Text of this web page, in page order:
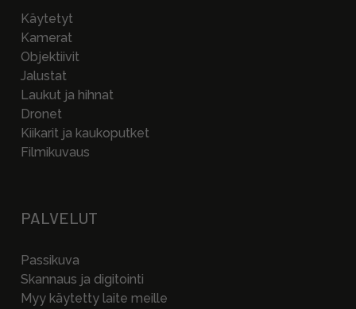
Käytetyt
Kamerat
Objektiivit
Jalustat
Laukut ja hihnat
Dronet
Kiikarit ja kaukoputket
Filmikuvaus
PALVELUT
Passikuva
Skannaus ja digitointi
Myy käytetty laite meille